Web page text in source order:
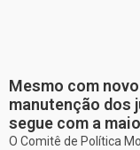
Mesmo com
manutenção dos
segue com a
O Comitê de Política